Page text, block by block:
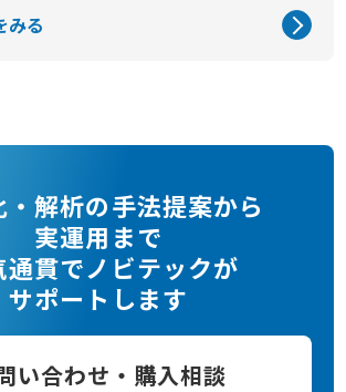
みる
・解析の手法提案から
実運用まで
通貫でノビテックが
サポートします
い合わせ・購入相談